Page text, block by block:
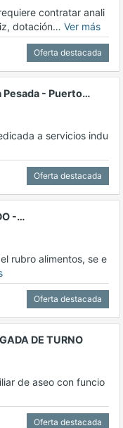
contratar anali
dotación… Ver más
Oferta destacada
Pesada - Puerto…
a servicios indu
Oferta destacada
-…
rubro alimentos, se e
Oferta destacada
DE TURNO
de aseo con funcio
Oferta destacada